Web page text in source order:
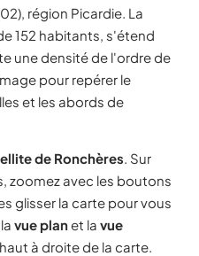
région Picardie. La
152 habitants, s'étend
une densité de l'ordre de
pour repérer le
et les abords de
de Ronchères. Sur
zoomez avec les boutons
glisser la carte pour vous
vue planet la vue
à droite de la carte.